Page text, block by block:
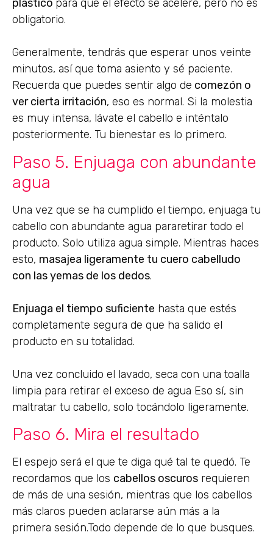
plástico para que el efecto se acelere, pero no es
obligatorio.
Generalmente, tendrás que esperar unos veinte
minutos, así que toma asiento y sé paciente.
Recuerda que puedes sentir algo de comezón o
ver cierta irritación, eso es normal. Si la molestia
es muy intensa, lávate el cabello e inténtalo
posteriormente. Tu bienestar es lo primero.
Paso 5. Enjuaga con abundante
agua
Una vez que se ha cumplido el tiempo, enjuaga tu
cabello con abundante agua pararetirar todo el
producto. Solo utiliza agua simple. Mientras haces
esto, masajea ligeramente tu cuero cabelludo
con las yemas de los dedos.
Enjuaga el tiempo suficiente hasta que estés
completamente segura de que ha salido el
producto en su totalidad.
Una vez concluido el lavado, seca con una toalla
limpia para retirar el exceso de agua Eso sí, sin
maltratar tu cabello, solo tocándolo ligeramente.
Paso 6. Mira el resultado
El espejo será el que te diga qué tal te quedó. Te
recordamos que los cabellos oscuros requieren
de más de una sesión, mientras que los cabellos
más claros pueden aclararse aún más a la
primera sesión.Todo depende de lo que busques.